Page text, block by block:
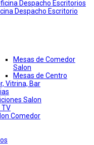
Despacho Escritorios
Despacho Escritorio
Mesas de Comedor
Salon
Mesas de Centro
Vitrina, Bar
Salon
TV
Comedor